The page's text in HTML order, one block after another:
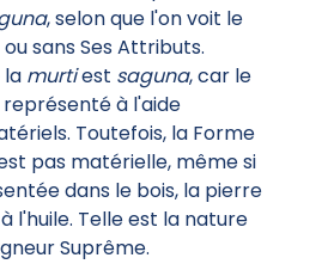
, selon que l'on voit le
sans Ses Attributs.
la murtiest saguna, car le
représenté à l'aide
Toutefois, la Forme
pas matérielle, même si
dans le bois, la pierre
l'huile. Telle est la nature
Suprême.